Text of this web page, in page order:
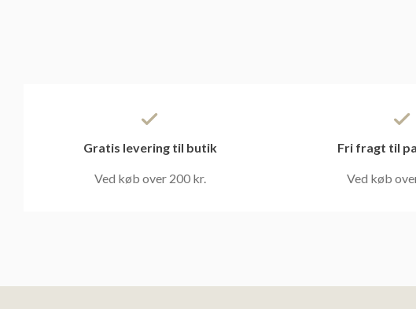
Gratis levering til butik
Ved køb over 200 kr.
Fri fragt til
Ved køb